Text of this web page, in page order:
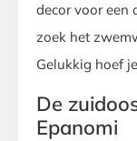
decor voor een
zoek het
Gelukkig hoef
De
Epanomi